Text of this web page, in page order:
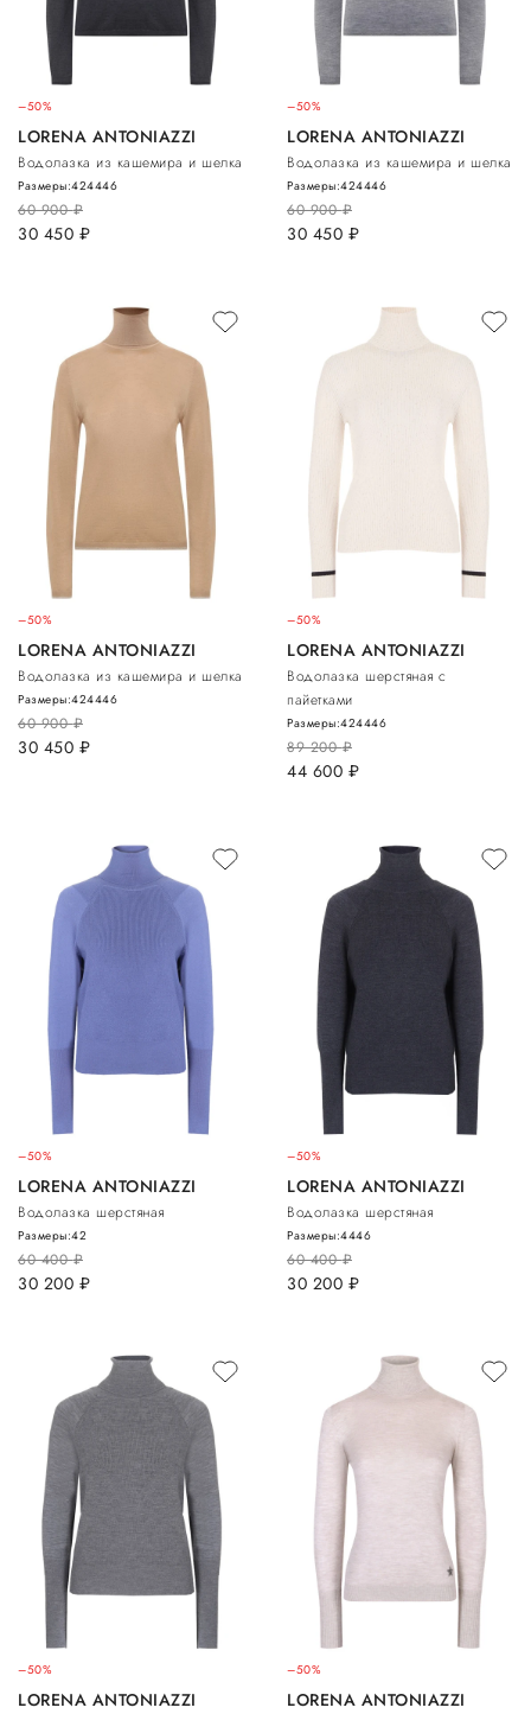
–50%
LORENA ANTONIAZZI
Водолазка из кашемира и шелка
60 900руб.
30 450 руб.
Размеры:424446
–50%
LORENA ANTONIAZZI
Водолазка из кашемира и шелка
60 900руб.
30 450 руб.
Размеры:424446
–50%
LORENA ANTONIAZZI
Водолазка из кашемира и шелка
60 900руб.
30 450 руб.
Размеры:424446
–50%
LORENA ANTONIAZZI
Водолазка шерстяная с
пайетками
89 200руб.
44 600 руб.
Размеры:424446
–50%
LORENA ANTONIAZZI
Водолазка шерстяная
60 400руб.
30 200 руб.
Размеры:42
–50%
LORENA ANTONIAZZI
Водолазка шерстяная
60 400руб.
30 200 руб.
Размеры:4446
–50%
LORENA ANTONIAZZI
–50%
LORENA ANTONIAZZI